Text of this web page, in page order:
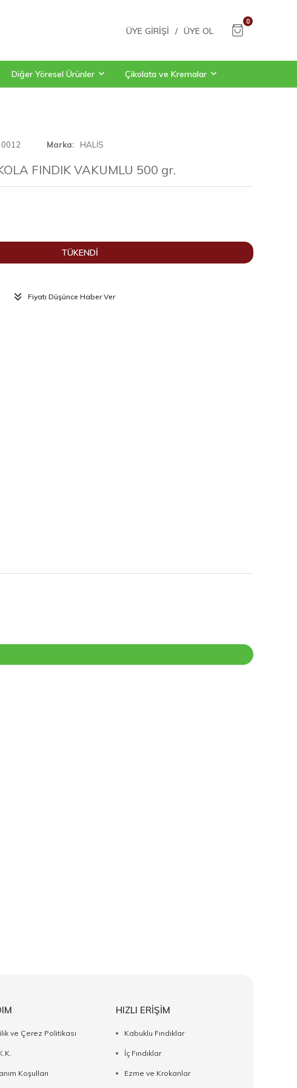
ÜYE GIRIŞI / ÜYE OL
0
Diğer Yöresel Ürünler Çikolata ve Kremalar
Marka HALİS
FINDIK VAKUMLU 500 gr.
TÜKENDİ
Fiyatı Düşünce Haber Ver
ve Çerez Politikası
Koşulları
HIZLI ERİŞİM
Kabuklu Fındıklar
İç Fındıklar
Ezme ve Krokanlar